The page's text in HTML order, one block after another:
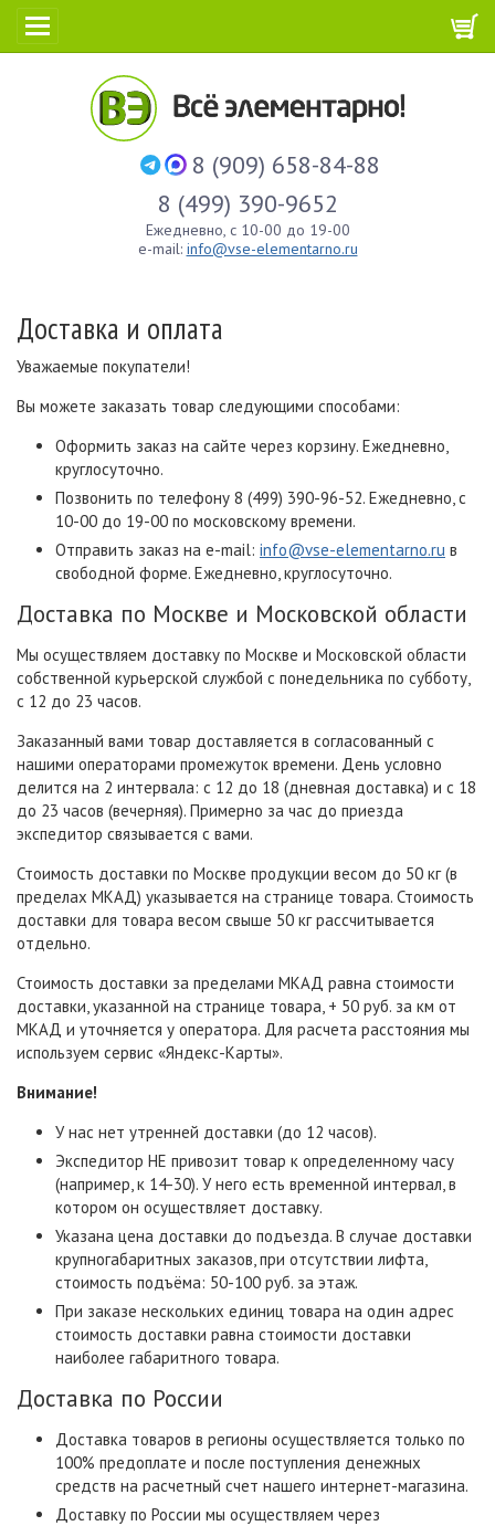
8 (909) 658-84-88
8 (499) 390-9652
Ежедневно, с 10-00 до 19-00
e-mail: info@vse-elementarno.ru
Доставка и оплата
Уважаемые покупатели!
Вы можете заказать товар следующими способами:
Оформить заказ на сайте через корзину. Ежедневно,
круглосуточно.
Позвонить по телефону 8 (499) 390-96-52. Ежедневно, с
10-00 до 19-00 по московскому времени.
Отправить заказ на e-mail: info@vse-elementarno.ru в
свободной форме. Ежедневно, круглосуточно.
Доставка по Москве и Московской области
Мы осуществляем доставку по Москве и Московской области
собственной курьерской службой с понедельника по субботу,
с 12 до 23 часов.
Заказанный вами товар доставляется в согласованный с
нашими операторами промежуток времени. День условно
делится на 2 интервала: с 12 до 18 (дневная доставка) и с 18
до 23 часов (вечерняя). Примерно за час до приезда
экспедитор связывается с вами.
Стоимость доставки по Москве продукции весом до 50 кг (в
пределах МКАД) указывается на странице товара. Стоимость
доставки для товара весом свыше 50 кг рассчитывается
отдельно.
Стоимость доставки за пределами МКАД равна стоимости
доставки, указанной на странице товара, + 50 руб. за км от
МКАД и уточняется у оператора. Для расчета расстояния мы
используем сервис «Яндекс-Карты».
Внимание!
У нас нет утренней доставки (до 12 часов).
Экспедитор НЕ привозит товар к определенному часу
(например, к 14-30). У него есть временной интервал, в
котором он осуществляет доставку.
Указана цена доставки до подъезда. В случае доставки
крупногабаритных заказов, при отсутствии лифта,
стоимость подъёма: 50-100 руб. за этаж.
При заказе нескольких единиц товара на один адрес
стоимость доставки равна стоимости доставки
наиболее габаритного товара.
Доставка по России
Доставка товаров в регионы осуществляется только по
100% предоплате и после поступления денежных
средств на расчетный счет нашего интернет-магазина.
Доставку по России мы осуществляем через